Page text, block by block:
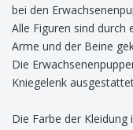
bei den
Alle Figuren sind durch
Arme und der Beine
Die
Kniegelenk
Die Farbe der